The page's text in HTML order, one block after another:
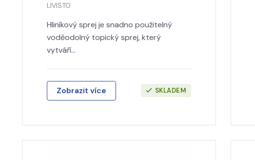
LIVISTO
Hliníkový sprej je snadno použitelný
voděodolný topický sprej, který
vytváří…
Zobrazit více SKLADEM